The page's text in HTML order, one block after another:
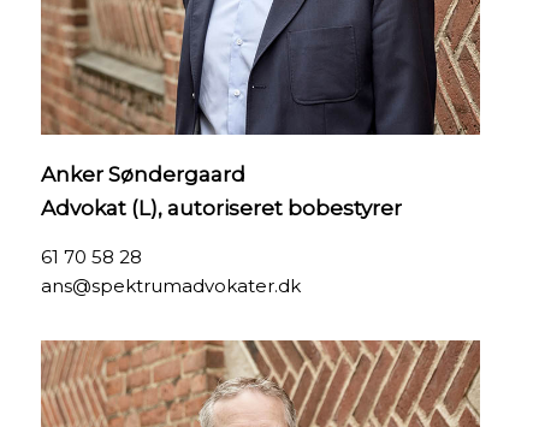
Anker Søndergaard
Advokat (L), autoriseret bobestyrer
61 70 58 28
ans@spektrumadvokater.dk